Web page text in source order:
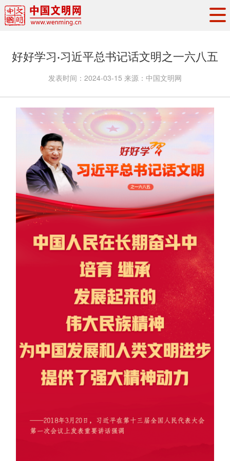
权威发布
资讯联播
地方交流
文明培育
文明实践
文明创建
文明之光
文明影音 文明矩阵
好好学习·习近平总书记话文明之一六八五
发表时间： 2024-03-15 来源： 中国文明网